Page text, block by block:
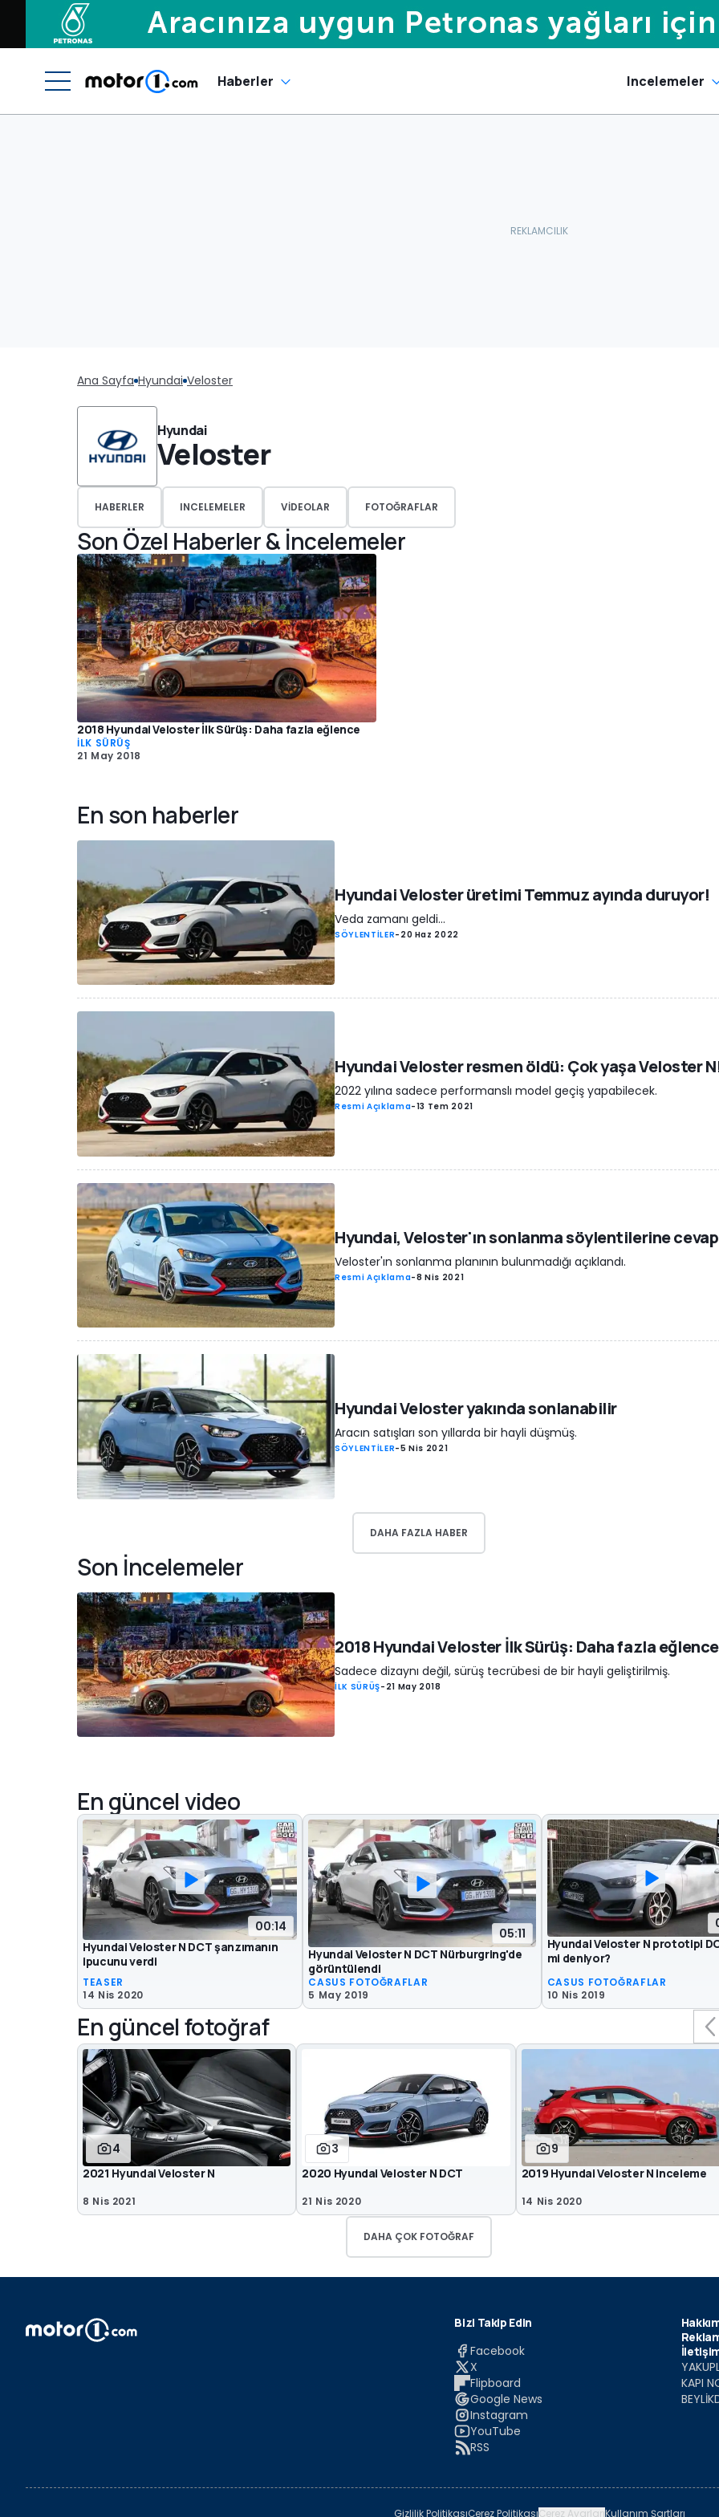
Haberler Incelemeler
Ana Sayfa Hyundai Veloster
Hyundai
Veloster
HABERLER INCELEMELER VIDEOLAR FOTOĞRAFLAR
Son Özel Haberler & İncelemeler
2018 Hyundai Veloster İlk Sürüş: Daha fazla eğlence
İLK SÜRÜŞ
21 May 2018
En son haberler
Hyundai Veloster üretimi Temmuz ayında duruyor!
Veda zamanı geldi...
SÖYLENTİLER- 20 Haz 2022
Hyundai Veloster resmen öldü: Çok yaşa Veloster
2022 yılına sadece performanslı model geçiş yapabilecek.
Resmi Açıklama-13 Tem 2021
Hyundai, Veloster'ın sonlanma söylentilerine
Veloster'ın sonlanma planının bulunmadığı açıklandı.
Resmi Açıklama-8 Nis 2021
Hyundai Veloster yakında sonlanabilir
Aracın satışları son yıllarda bir hayli düşmüş.
SÖYLENTİLER-5 Nis 2021
DAHA FAZLA HABER
Son İncelemeler
2018 Hyundai Veloster İlk Sürüş: Daha fazla eğlence
Sadece dizaynı değil, sürüş tecrübesi de bir hayli geliştirilmiş.
İLK SÜRÜŞ- 21 May 2018
En güncel video
00:14
Hyundai Veloster N DCT şanzımanın
ipucunu verdi
TEASER
14 Nis 2020
05:11
Hyundai Veloster N DCT Nürburgring'de
görüntülendi
CASUS FOTOĞRAFLAR
5 May 2019
Hyundai Veloster N prototipi
mi deniyor?
CASUS FOTOĞRAFLAR
10 Nis 2019
En güncel fotoğraf
4
2021 Hyundai Veloster N
8 Nis 2021
3
2020 Hyundai Veloster N DCT
21 Nis 2020
9
2019 Hyundai Veloster N inceleme
14 Nis 2020
DAHA ÇOK FOTOĞRAF
Bizi Takip Edin
Facebook
X
Flipboard
Google News
Instagram
YouTube
RSS
KAPI
Gizlilik PolitikasıÇerez PolitikasıÇerez AyarlarıKullanım Şartları